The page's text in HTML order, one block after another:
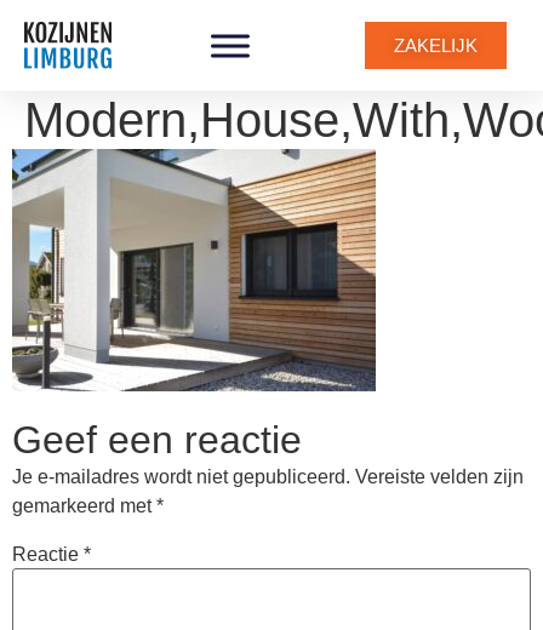
ZAKELIJK
Geef een reactie
Je e-mailadres wordt niet gepubliceerd. Vereiste velden zijn
gemarkeerd met*
Reactie *